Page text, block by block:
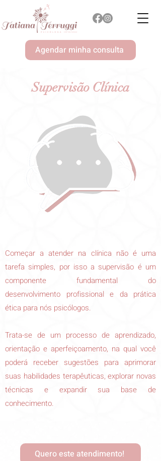
Agendar minha consulta
Supervisão Clínica
Começar a atender na clínica não é uma
tarefa simples, por isso a supervisão é um
componente fundamental do
desenvolvimento profissional e da prática
ética para nós psicólogos.
Trata-se de um processo de aprendizado,
orientação e aperfeiçoamento, na qual você
poderá receber sugestões para aprimorar
suas habilidades terapêuticas, explorar novas
técnicas e expandir sua base de
conhecimento.
Quero este atendimento!